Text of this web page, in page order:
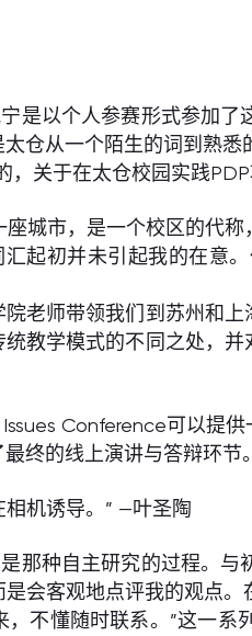
是以个人参赛形式参加
仓从一个陌生的词到熟
，关于在太仓校园实践
城市，是一个校区的代
汇起初并未引起我的在
老师带领我们到苏州和
教学模式的不同之处，
Conference可以提
终的线上演讲与答辩环节。
机诱导。” —叶圣陶
那种自主研究的过程。
会客观地点评我的观点
不懂随时联系。”这一